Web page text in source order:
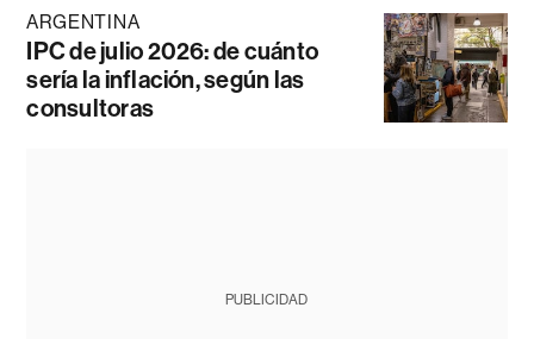
ARGENTINA
IPC de julio 2026: de cuánto
sería la inflación, según las
consultoras
PUBLICIDAD